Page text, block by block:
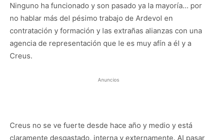
Ninguno ha funcionado y son pasado ya la mayoría… por
no hablar más del pésimo trabajo de Ardevol en
contratación y formación y las extrañas alianzas con una
agencia de representación que le es muy afín a él y a
Creus.
Anuncios
Creus no se ve fuerte desde hace año y medio y está
claramente desgastado, interna y externamente. Al pasar